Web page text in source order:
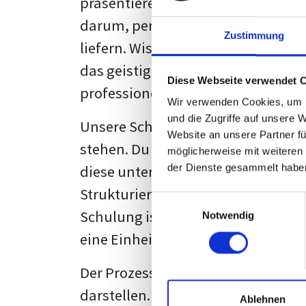
Zustimmung
Diese Webseite verwendet
Wir verwenden Cookies,
und die Zugriffe auf unsere
Website an unsere Partner
möglicherweise mit
der Dienste gesammelt
Notwendig
Ablehnen
darum, persönliche Meinungen
liefern. Wissenschaftliche Texte,
das geistige Eigentum des
professionell zu kommunizieren.
Unsere Schulung wurde mit Blick
stehen. Du wirst nicht nur
diese unter Zuhilfenahme von
Strukturierung ist ebenso
Schulung ist so konzipiert, dass
eine Einheitslösung zu bieten.
Der Prozess des
darstellen. Jedoch, ausgestattet